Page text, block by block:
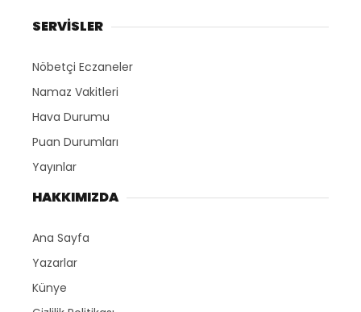
SERVİSLER
Nöbetçi Eczaneler
Namaz Vakitleri
Hava Durumu
Puan Durumları
Yayınlar
HAKKIMIZDA
Ana Sayfa
Yazarlar
Künye